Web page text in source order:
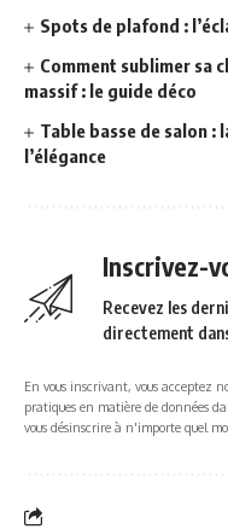
Spots de plafond :
Comment sublimer sa
massif : le guide déco
Table basse de salon
l’élégance
Inscrivez-
Recevez les
directement
En vous inscrivant, vous acceptez
pratiques en matière de données
vous désinscrire à n'importe quel